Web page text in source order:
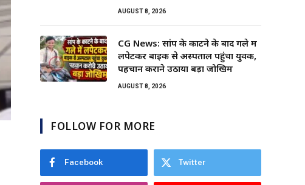
AUGUST 8, 2026
CG News: सांप के काटने के बाद गले में
लपेटकर बाइक से अस्पताल पहुंचा युवक,
पहचान कराने उठाया बड़ा जोखिम
AUGUST 8, 2026
FOLLOW FOR MORE
Facebook Twitter